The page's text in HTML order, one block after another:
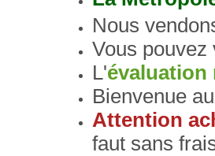
Nous
Vous pouvez
L'évaluation
Bienvenue
Attention
faut sans